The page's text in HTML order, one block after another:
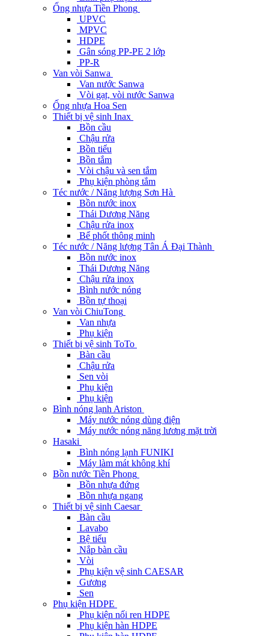
Ống nhựa Tiền Phong
UPVC
MPVC
HDPE
Gân sóng PP-PE 2 lớp
PP-R
Van vòi Sanwa
Van nước Sanwa
Vòi gạt, vòi nước Sanwa
Ống nhựa Hoa Sen
Thiết bị vệ sinh Inax
Bồn cầu
Chậu rửa
Bồn tiểu
Bồn tắm
Vòi chậu và sen tắm
Phụ kiện phòng tắm
Téc nước / Năng lượng Sơn Hà
Bồn nước inox
Thái Dương Năng
Chậu rửa inox
Bể phốt thông minh
Téc nước / Năng lượng Tân Á Đại Thành
Bồn nước inox
Thái Dương Năng
Chậu rửa inox
Bình nước nóng
Bồn tự thoại
Van vòi ChiuTong
Van nhựa
Phụ kiện
Thiết bị vệ sinh ToTo
Bàn cầu
Chậu rửa
Sen vòi
Phụ kiện
Phụ kiện
Bình nóng lạnh Ariston
Máy nước nóng dùng điện
Máy nước nóng năng lương mặt trời
Hasaki
Bình nóng lạnh FUNIKI
Máy làm mát không khí
Bồn nước Tiền Phong
Bồn nhựa đứng
Bồn nhựa ngang
Thiết bị vệ sinh Caesar
Bàn cầu
Lavabo
Bệ tiểu
Nắp bàn cầu
Vòi
Phụ kiện vệ sinh CAESAR
Gương
Sen
Phụ kiện HDPE
Phụ kiện nối ren HDPE
Phụ kiện hàn HDPE